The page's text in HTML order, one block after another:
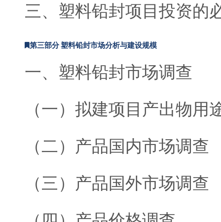
三、塑料铅封项目投资的
第三部分 塑料铅封市场分析与建设规模
一、塑料铅封市场调查
（一）拟建项目产出物用
（二）产品国内市场调查
（三）产品国外市场调查